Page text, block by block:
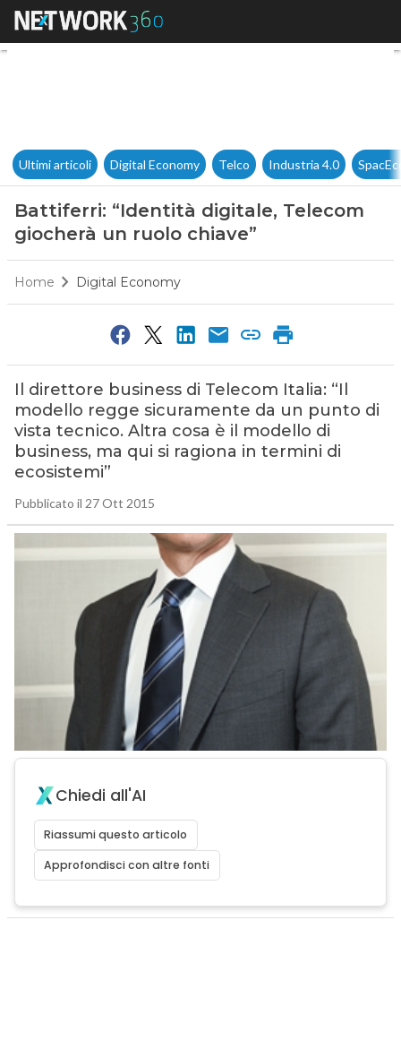
Battiferri: “Identità digitale,
Ultimi articoli Digital Economy Telco Industria 4.0
Battiferri: “Identità digitale, Telecom
giocherà un ruolo chiave”
Home Digital Economy
Il direttore business di Telecom Italia: “Il
modello regge sicuramente da un punto di
vista tecnico. Altra cosa è il modello di
business, ma qui si ragiona in termini di
ecosistemi”
Pubblicato il 27 Ott 2015
Chiedi all'AI
Riassumi questo articolo
Approfondisci con altre fonti